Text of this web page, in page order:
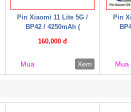
Pin Xiaomi 11 Lite 5G /
BP42 / 4250mAh (
160,000 đ
Mua Xem
Pin
Mua